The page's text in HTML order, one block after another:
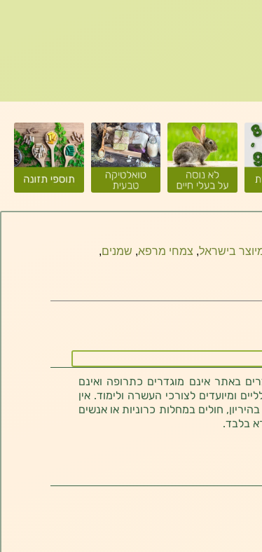
בישראל, צמחי מרפא, שמנים,
באתר אינם מוגדרים כתרופה ואינם
ומיועדים לצורכי העשרה ולימוד. אין
חולים במחלות כרוניות או אנשים
בלבד.